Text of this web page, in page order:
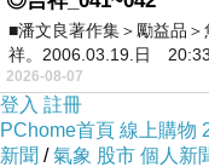
■潘文良著作集＞勵益品
祥。2006.03.19.日
2026-08-07
登入 註冊
PChome首頁 線上購物
新聞 /氣象 股市 個人新